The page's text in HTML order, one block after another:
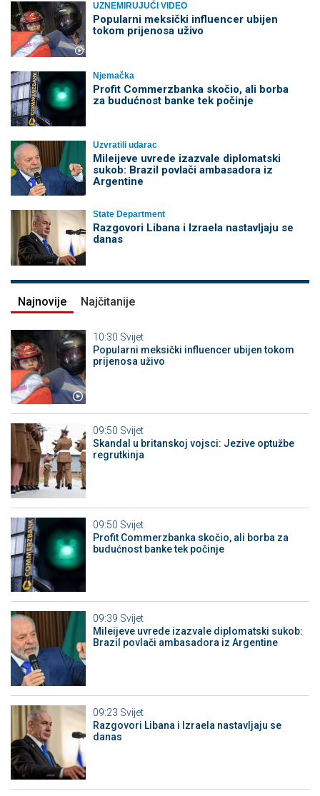
UZNEMIRUJUĆI VIDEO
Popularni meksički influencer ubijen
tokom prijenosa uživo
Njemačka
Profit Commerzbanka skočio, ali borba
za budućnost banke tek počinje
Uzvratili udarac
Mileijeve uvrede izazvale diplomatski
sukob: Brazil povlači ambasadora iz
Argentine
State Department
Razgovori Libana i Izraela nastavljaju se
danas
Najnovije Najčitanije
10:30 Svijet
Popularni meksički influencer ubijen tokom
prijenosa uživo
09:50 Svijet
Skandal u britanskoj vojsci: Jezive optužbe
regrutkinja
09:50 Svijet
Profit Commerzbanka skočio, ali borba za
budućnost banke tek počinje
09:39 Svijet
Mileijeve uvrede izazvale diplomatski sukob:
Brazil povlači ambasadora iz Argentine
09:23 Svijet
Razgovori Libana i Izraela nastavljaju se
danas